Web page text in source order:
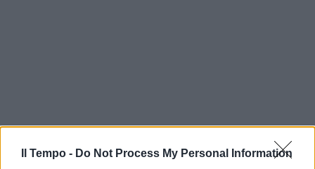
Il Tempo - Do Not Process My Personal Information
In evidenza